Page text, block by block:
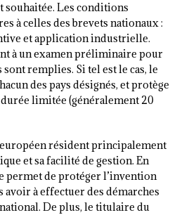
souhaitée. Les conditions
à celles des brevets nationaux :
et application industrielle.
à un examen préliminaire pour
remplies. Si tel est le cas, le
des pays désignés, et protège
limitée (généralement 20
européen résident principalement
et sa facilité de gestion. En
permet de protéger l’invention
avoir à effectuer des démarches
De plus, le titulaire du